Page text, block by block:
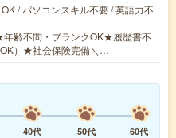
/ パソコンスキル不要 / 英語力不
齢不問・ブランクOK★履歴書不
）★社会保険完備＼…
40代 50代
60代